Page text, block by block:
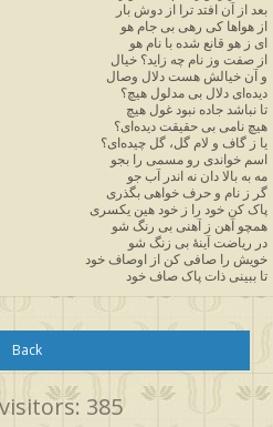
بعد از آن افتد ترا از دوش بار
از هواها کی رهی بی جام هو
ای ز هو قانع شده با نام هو
از صفت وز نام چه زاید؟ خیال
و آن خیالش هست دلال وصال
دیدهای دلال بی مدلول هیچ؟
تا نباشد جاده نبود غول هیچ
هیچ نامی بی حقیقت دیدهای؟
یا ز گاف و لام گل، گل چیدهای؟
اسم خواندی رو مسمی را بجو
مه به بالا دان نه اندر آب جو
گر ز نام و حرف خواهی بگذری
پاک کن خود را ز خود هین یکسری
همچو آهن ز آهنی بی رنگ شو
در ریاضت آینهٔ بی زنگ شو
خویش را صافی کن از اوصاف خود
تا ببینی ذات پاک صاف خود
Back
385